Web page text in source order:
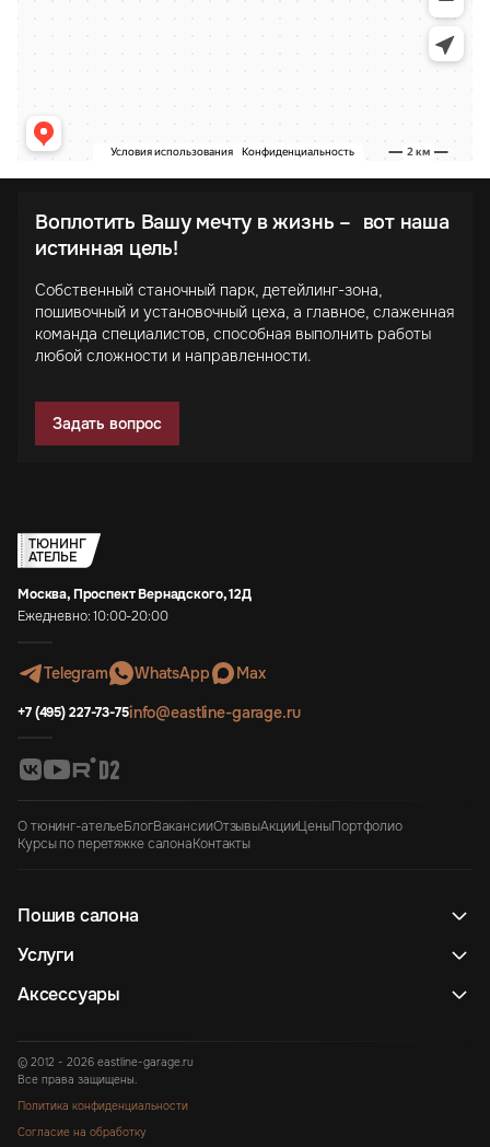
Воплотить Вашу мечту в жизнь – вот наша
истинная цель!
Собственный станочный парк, детейлинг-зона,
пошивочный и установочный цеха, а главное, слаженная
команда специалистов, способная выполнить работы
любой сложности и направленности.
Задать вопрос
ТЮНИНГ
АТЕЛЬЕ
Москва, Проспект Вернадского, 12Д
Ежедневно: 10:00-20:00
Telegram WhatsApp Max
+7 (495) 227-73-75info@eastline-garage.ru
О тюнинг-ательеБлогВакансииОтзывыАкцииЦеныПортфолио
Курсы по перетяжке салонаКонтакты
Пошив салона
Услуги
Аксессуары
© 2012 - 2026 eastline-garage.ru
Все права защищены.
Политика конфиденциальности
Согласие на обработку